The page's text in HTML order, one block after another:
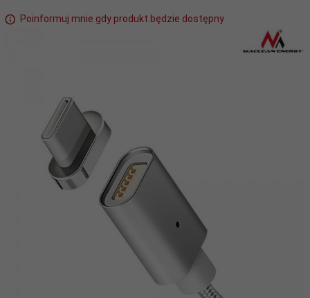
Poinformuj mnie gdy produkt będzie dostępny